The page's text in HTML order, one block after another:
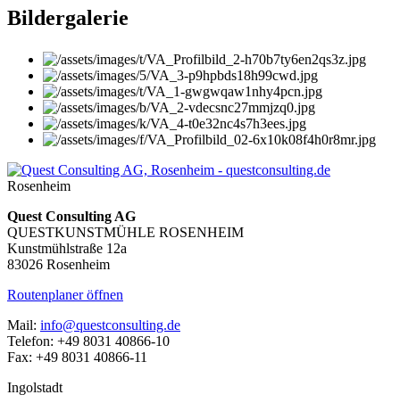
Bildergalerie
Rosenheim
Quest Consulting AG
QUESTKUNSTMÜHLE ROSENHEIM
Kunstmühlstraße 12a
83026 Rosenheim
Routenplaner öffnen
Mail: info@questconsulting.de
Telefon: +49 8031 40866-10
Fax: +49 8031 40866-11
Ingolstadt